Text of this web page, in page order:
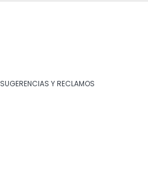
SUGERENCIAS Y RECLAMOS